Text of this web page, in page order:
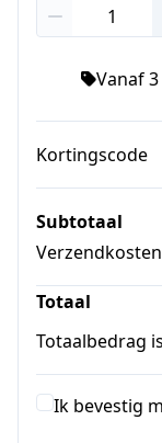
Vanaf
Kortingscode
Subtotaal
Verzendkosten
Totaal
Totaalbedrag
Ik bevestig